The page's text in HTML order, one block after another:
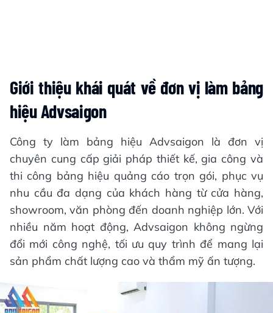
Giới thiệu khái quát về đơn vị làm bảng
hiệu Advsaigon
Công ty làm bảng hiệu Advsaigon là đơn vị
chuyên cung cấp giải pháp thiết kế, gia công và
thi công bảng hiệu quảng cáo trọn gói, phục vụ
nhu cầu đa dạng của khách hàng từ cửa hàng,
showroom, văn phòng đến doanh nghiệp lớn. Với
nhiều năm hoạt động, Advsaigon không ngừng
đổi mới công nghệ, tối ưu quy trình để mang lại
sản phẩm chất lượng cao và thẩm mỹ ấn tượng.